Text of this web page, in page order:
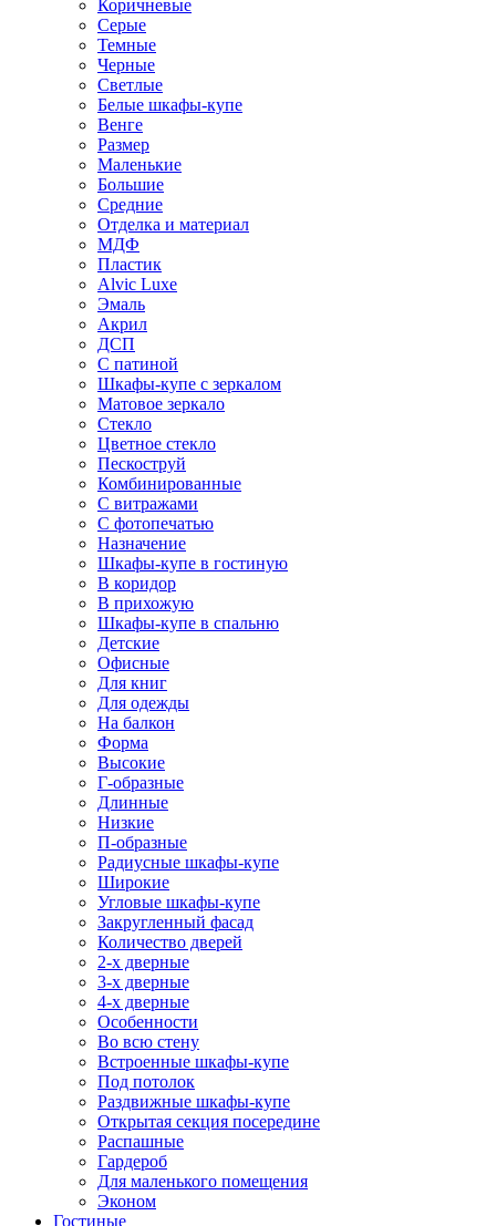
Коричневые
Серые
Темные
Черные
Светлые
Белые шкафы-купе
Венге
Размер
Маленькие
Большие
Средние
Отделка и материал
МДФ
Пластик
Alvic Luxe
Эмаль
Акрил
ДСП
С патиной
Шкафы-купе с зеркалом
Матовое зеркало
Стекло
Цветное стекло
Пескоструй
Комбинированные
С витражами
С фотопечатью
Назначение
Шкафы-купе в гостиную
В коридор
В прихожую
Шкафы-купе в спальню
Детские
Офисные
Для книг
Для одежды
На балкон
Форма
Высокие
Г-образные
Длинные
Низкие
П-образные
Радиусные шкафы-купе
Широкие
Угловые шкафы-купе
Закругленный фасад
Количество дверей
2-х дверные
3-х дверные
4-х дверные
Особенности
Во всю стену
Встроенные шкафы-купе
Под потолок
Раздвижные шкафы-купе
Открытая секция посередине
Распашные
Гардероб
Для маленького помещения
Эконом
Гостиные